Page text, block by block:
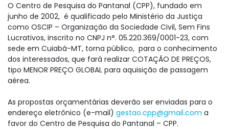
O Centro de Pesquisa do Pantanal (CPP), fundado em
junho de 2002, é qualificado pelo Ministério da Justiça
como OSCIP – Organização da Sociedade Civil, Sem Fins
Lucrativos, inscrito no CNPJ n°. 05.220.369/0001-23, com
sede em Cuiabá-MT, torna público, para o conhecimento
dos interessados, que fará realizar COTAÇÃO DE PREÇOS,
tipo MENOR PREÇO GLOBAL para aquisição de passagem
aérea.
As propostas orçamentárias deverão ser enviadas para o
endereço eletrônico (e-mail) gestao.cpp@gmail.com a
favor do Centro de Pesquisa do Pantanal – CPP.